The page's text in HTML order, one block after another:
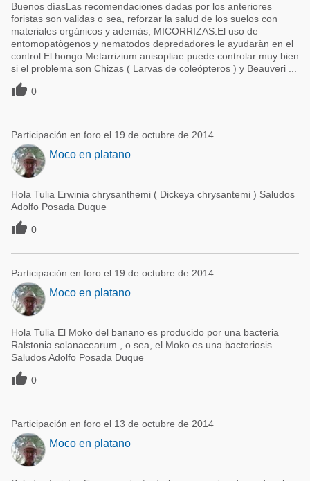
Buenos díasLas recomendaciones dadas por los anteriores
foristas son validas o sea, reforzar la salud de los suelos con
materiales orgánicos y además, MICORRIZAS.El uso de
entomopatògenos y nematodos depredadores le ayudaràn en el
control.El hongo Metarrizium anisopliae puede controlar muy bien
si el problema son Chizas ( Larvas de coleópteros ) y Beauveri ...
 0
Participación en foro el 19 de octubre de 2014
Moco en platano
Hola Tulia Erwinia chrysanthemi ( Dickeya chrysantemi ) Saludos
Adolfo Posada Duque
 0
Participación en foro el 19 de octubre de 2014
Moco en platano
Hola Tulia El Moko del banano es producido por una bacteria
Ralstonia solanacearum , o sea, el Moko es una bacteriosis.
Saludos Adolfo Posada Duque
 0
Participación en foro el 13 de octubre de 2014
Moco en platano